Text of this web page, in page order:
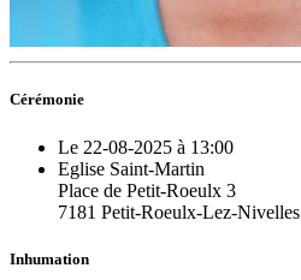
Cérémonie
Le 22-08-2025 à 13:00
Eglise Saint-Martin
Place de Petit-Roeulx 3
7181 Petit-Roeulx-Lez-Nivelles
Inhumation